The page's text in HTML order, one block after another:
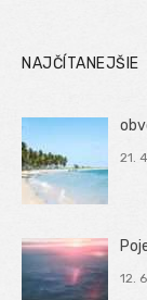
NAJČÍTANEJŠIE
21.
12.